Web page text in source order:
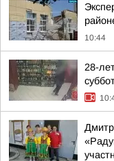
10:44
28-